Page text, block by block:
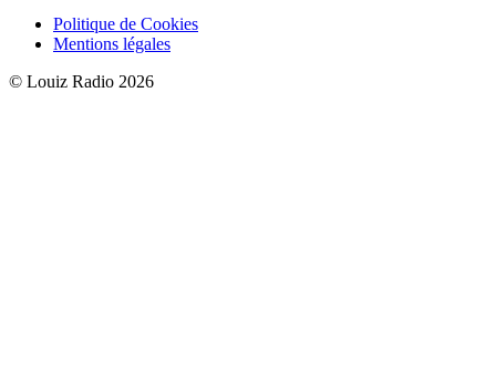
Politique de Cookies
Mentions légales
© Louiz Radio 2026